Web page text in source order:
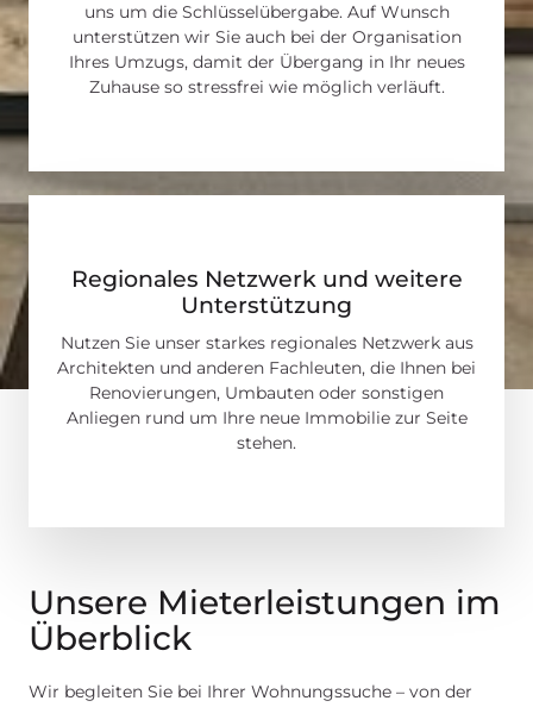
uns um die Schlüsselübergabe. Auf Wunsch
unterstützen wir Sie auch bei der Organisation
Ihres Umzugs, damit der Übergang in Ihr neues
Zuhause so stressfrei wie möglich verläuft.
Regionales Netzwerk und weitere
Unterstützung
Nutzen Sie unser starkes regionales Netzwerk aus
Architekten und anderen Fachleuten, die Ihnen bei
Renovierungen, Umbauten oder sonstigen
Anliegen rund um Ihre neue Immobilie zur Seite
stehen.
Unsere Mieterleistungen im
Überblick
Wir begleiten Sie bei Ihrer Wohnungssuche – von der